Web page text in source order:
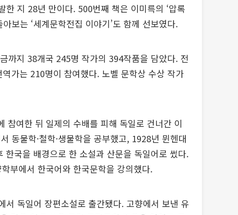
한 지 28년 만이다. 500번째 책은 이미륵의 ‘압록
보는 ‘세계문학전집 이야기’도 함께 선보였다.
까지 38개국 245명 작가의 394작품을 담았다. 전
가는 210명이 참여했다. 노벨 문학상 수상 작가
참여한 뒤 일제의 수배를 피해 독일로 건너간 이
동물학·철학·생물학을 공부했고, 1928년 뮌헨대
국을 배경으로 한 소설과 산문을 독일어로 썼다.
부에서 한국어와 한국문학을 강의했다.
서 독일어 장편소설로 출간됐다. 고향에서 보낸 유